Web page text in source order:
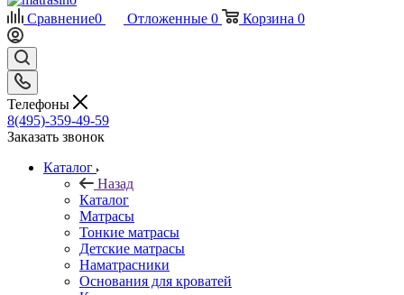
Сравнение0 Отложенные 0 Корзина 0
Телефоны
8(495)-359-49-59
Заказать звонок
Каталог
Назад
Каталог
Матрасы
Тонкие матрасы
Детские матрасы
Наматрасники
Основания для кроватей